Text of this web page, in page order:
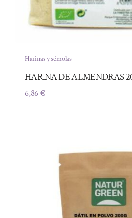
Harinas y sémolas
HARINA DE ALMENDRAS
6,86€